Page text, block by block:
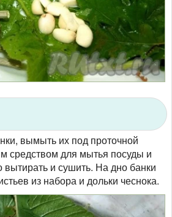
вымыть их под проточной
средством для мытья посуды и
вытирать и сушить. На дно банки
из набора и дольки чеснока.